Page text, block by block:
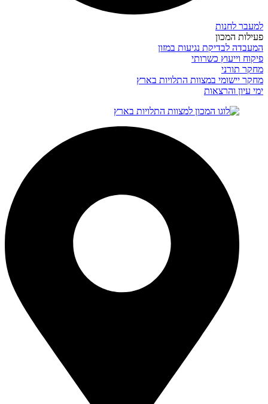
למעבר לחנות
פעילות המכון
המעבדה לבדיקת נגיעות במזון
פיקוח וייעוץ כשרותי
מחקר תורני
מחקר יישומי במצוות התלויות בארץ
ימי עיון והרצאות